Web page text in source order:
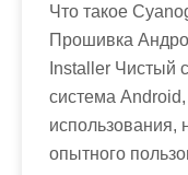
Что такое
Прошивка
Installer Чистый
система
использования,
опытного